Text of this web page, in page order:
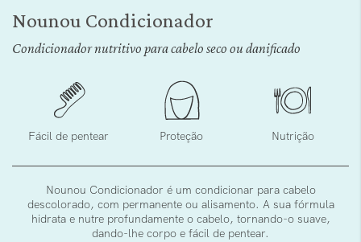
início
Nounou Condicionador
Condicionador nutritivo para cabelo seco ou danificado
Fácil de pentear Proteção Nutrição
Nounou Condicionador é um condicionar para cabelo
descolorado, com permanente ou alisamento. A sua fórmula
hidrata e nutre profundamente o cabelo, tornando-o suave,
dando-lhe corpo e fácil de pentear.